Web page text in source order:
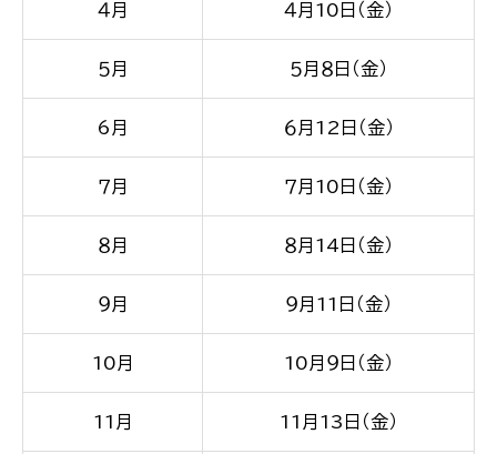
４月 ４月10日（金）
５月 ５月８日（金）
6月 ６月12日（金）
７月 ７月10日（金）
８月 ８月14日（金）
９月 ９月11日（金）
10月 10月９日（金）
11月 11月13日（金）